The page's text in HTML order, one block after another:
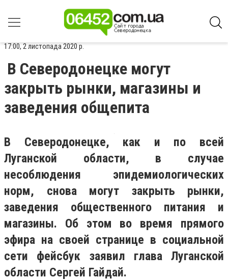
17:00, 2 листопада 2020 р.
В Северодонецке могут
закрыть рынки, магазины и
заведения общепита
В Северодонецке, как и по всей
Луганской области, в случае
несоблюдения эпидемиологических
норм, снова могут закрыть рынки,
заведения общественного питания и
магазины. Об этом во время прямого
эфира на своей странице в социальной
сети фейсбук заявил глава Луганской
области Сергей Гайдай.